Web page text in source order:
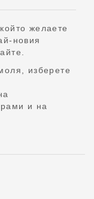
желаете
новия
изберете
и на